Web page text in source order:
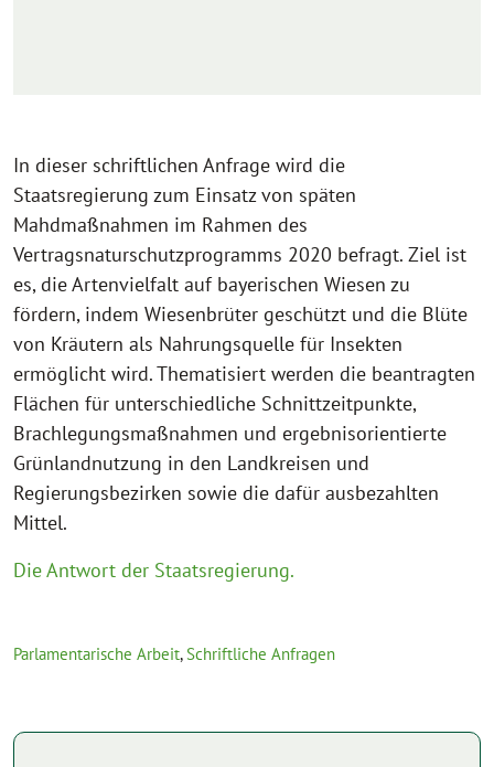
In dieser schriftlichen Anfrage wird die
Staatsregierung zum Einsatz von späten
Mahdmaßnahmen im Rahmen des
Vertragsnaturschutzprogramms 2020 befragt. Ziel ist
es, die Artenvielfalt auf bayerischen Wiesen zu
fördern, indem Wiesenbrüter geschützt und die Blüte
von Kräutern als Nahrungsquelle für Insekten
ermöglicht wird. Thematisiert werden die beantragten
Flächen für unterschiedliche Schnittzeitpunkte,
Brachlegungsmaßnahmen und ergebnisorientierte
Grünlandnutzung in den Landkreisen und
Regierungsbezirken sowie die dafür ausbezahlten
Mittel.
Die Antwort der Staatsregierung.
Parlamentarische Arbeit,Schriftliche Anfragen